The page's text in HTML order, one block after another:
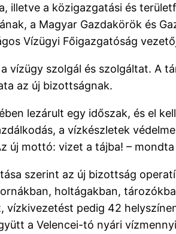
illetve a közigazgatási és
a Magyar Gazdakörök és
Vízügyi Főigazgatóság
vízügy szolgál és szolgáltat. A
az új bizottságnak.
lezárult egy időszak, és el
a vízkészletek
új mottó: vizet a tájba! – mondta
szerint az új bizottság
holtágakban,
pedig 42
a Velencei-tó nyári